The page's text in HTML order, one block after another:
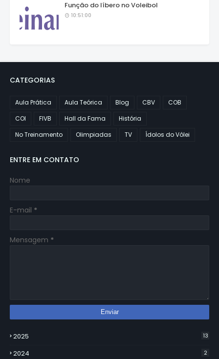
Função do líbero no Voleibol
10:51:00
CATEGORIAS
Aula Prática Aula Teórica Blog CBV
COB
COI
FIVB Hall da Fama
História
No Treinamento
Olimpiadas TV Ídolos do Vôlei
ENTRE EM CONTATO
Nome
E-mail *
Mensagem *
2025 13
2024 2